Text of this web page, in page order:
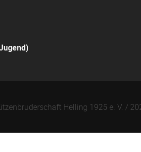
Helling 1925 e. V. /